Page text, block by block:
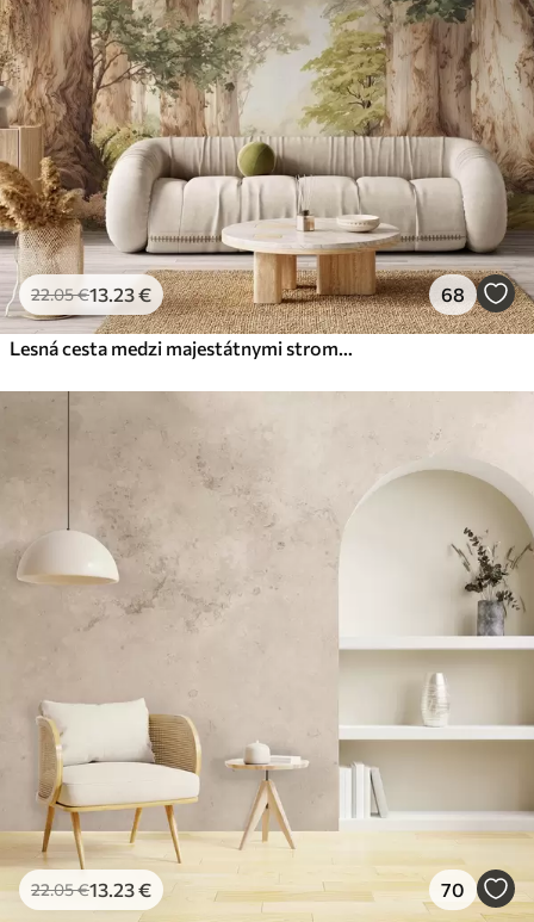
22.05€13 .23€ 68
22.05€13 .23€ 70